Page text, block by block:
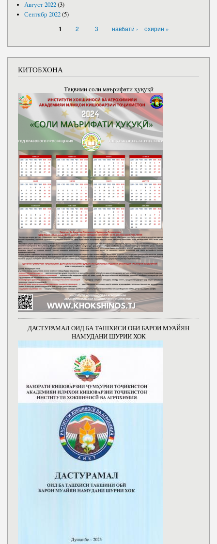
Август 2022(3)
Сентябр 2022(5)
1 2 3 навбатӣ › охирин »
КИТОБХОНА
Тақвими соли маърифати ҳуқуқӣ
ДАСТУРАМАЛ ОИД БА ТАШХИСИ ОБИ БАРОИ МУАЙЯН
НАМУДАНИ ШУРИИ ХОК